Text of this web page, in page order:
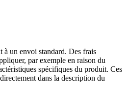
à un envoi standard. Des frais
par exemple en raison du
spécifiques du produit. Ces
dans la description du